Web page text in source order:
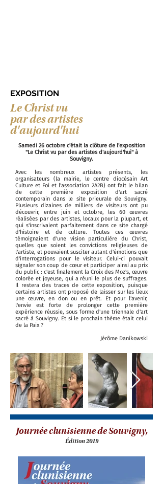
EXPOSITION
Le Christ vu
par des artistes
d'aujourd'hui
Samedi 26 octobre c'était la clôture de l'exposition
"Le Christ vu par des artistes d'aujourd'hui" à
Souvigny.
Avec les nombreux artistes présents, les
organisateurs (la mairie, le centre diocésain Art
Culture et Foi et l'association 2A2B) ont fait le bilan
de cette première exposition d'art sacré
contemporain dans le site prieurale de Souvigny.
Plusieurs dizaines de milliers de visiteurs ont pu
découvrir, entre juin et octobre, les 60 œuvres
réalisées par des artistes, locaux pour la plupart, et
qui s'inscrivaient parfaitement dans ce site chargé
d'histoire et de culture. Toutes ces œuvres
témoignaient d'une vision particulière du Christ,
quelles que soient les convictions religieuses de
l'artiste, et pouvaient susciter autant d'émotions que
d'interrogations pour le visiteur. Celui-ci pouvait
signaler son coup de cœur et participer ainsi au prix
du public : c'est finalement la Croix des Moz's, œuvre
colorée et joyeuse, qui a réuni le plus de suffrages.
Il restera des traces de cette exposition, puisque
certains artistes ont proposé de laisser sur les lieux
une œuvre, en don ou en prêt. Et pour l'avenir,
l'envie est forte de prolonger cette première
expérience réussie, sous forme d'une triennale d'art
sacré à Souvigny. Et si le prochain thème était celui
de la Paix ?
Jérôme Danikowski
Journée clunisienne de Souvigny,
Édition 2019